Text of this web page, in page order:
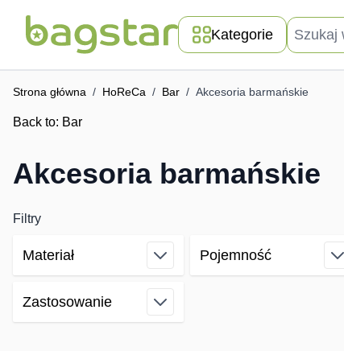
Kategorie
Szukaj w
Strona główna / HoReCa / Bar / Akcesoria barmańskie
Back to: Bar
Akcesoria barmańskie
Filtry
Skip to product list
Materiał
filter
Pojemność
filter
Zastosowanie
filter